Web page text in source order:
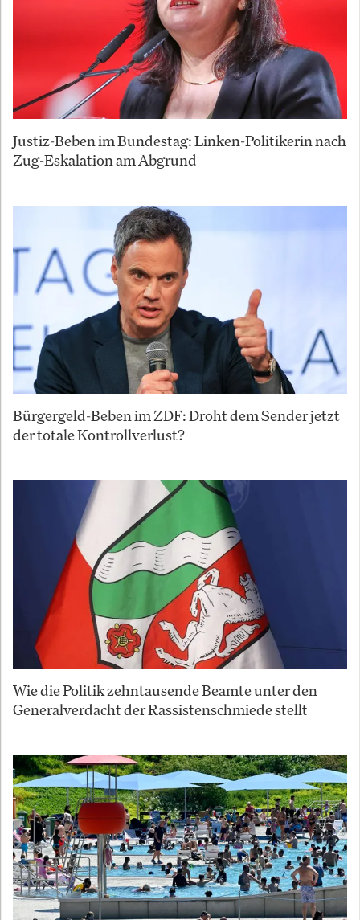
Justiz-Beben im Bundestag: Linken-Politikerin nach
Zug-Eskalation am Abgrund
Bürgergeld-Beben im ZDF: Droht dem Sender jetzt
der totale Kontrollverlust?
Wie die Politik zehntausende Beamte unter den
Generalverdacht der Rassistenschmiede stellt